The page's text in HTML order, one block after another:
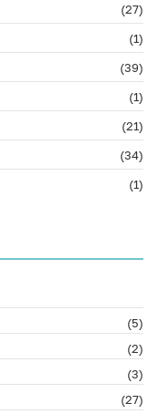
(27)
(1)
(39)
(1)
(21)
(34)
(1)
(5)
(2)
(3)
(27)